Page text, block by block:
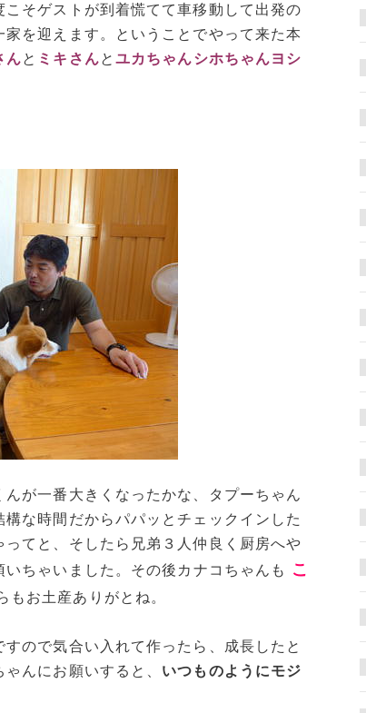
そゲストが到着慌てて車移動して出発の
を迎えます。ということでやって来た本
んと ミキさんと ユカちゃんシホちゃんヨシ
が一番大きくなったかな、タプーちゃん
な時間だからパパッとチェックインした
てと、そしたら兄弟３人仲良く厨房へや
いちゃいました。その後カナコちゃんも
こ
もお土産ありがとね。
ので気合い入れて作ったら、成長したと
んにお願いすると、 いつものようにモジ